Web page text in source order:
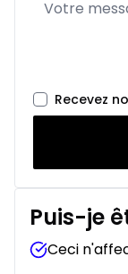
Recevez
Puis-je
Ceci